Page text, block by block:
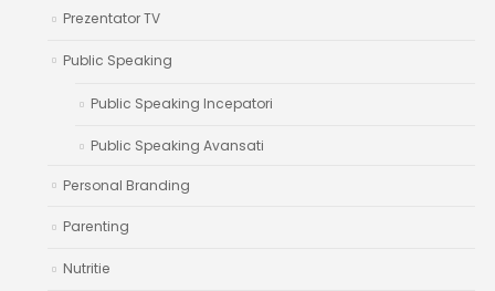
Prezentator TV
Public Speaking
Public Speaking Incepatori
Public Speaking Avansati
Personal Branding
Parenting
Nutritie